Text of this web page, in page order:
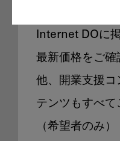
Internet DOに
最新価格をご確
他、開業支援
テンツもすべて
（希望者のみ）